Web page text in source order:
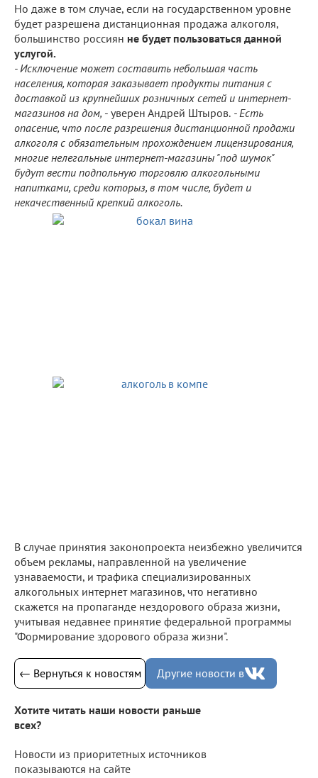
Но даже в том случае, если на государственном уровне
будет разрешена дистанционная продажа алкоголя,
большинство россиян не будет пользоваться данной
услугой.
- Исключение может составить небольшая часть
населения, которая заказывает продукты питания с
доставкой из крупнейших розничных сетей и интернет-
магазинов на дом, - уверен Андрей Штыров. - Есть
опасение, что после разрешения дистанционной продажи
алкоголя с обязательным прохождением лицензирования,
многие нелегальные интернет-магазины "под шумок"
будут вести подпольную торговлю алкогольными
напитками, среди которыз, в том числе, будет и
некачественный крепкий алкоголь.
В случае принятия законопроекта неизбежно увеличится
объем рекламы, направленной на увеличение
узнаваемости, и трафика специализированных
алкогольных интернет магазинов, что негативно
скажется на пропаганде нездорового образа жизни,
учитывая недавнее принятие федеральной программы
"Формирование здорового образа жизни".
← Вернуться к новостям Другие новости в
Хотите читать наши новости раньше
всех?
Новости из приоритетных источников
показываются на сайте